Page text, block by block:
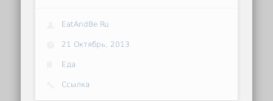
EatAndBe Ru
21 Октябрь, 2013
Еда
Ссылка